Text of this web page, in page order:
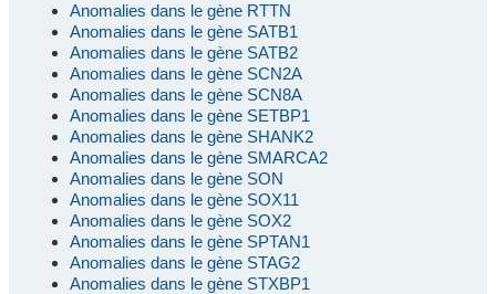
Anomalies dans le gène RTTN
Anomalies dans le gène SATB1
Anomalies dans le gène SATB2
Anomalies dans le gène SCN2A
Anomalies dans le gène SCN8A
Anomalies dans le gène SETBP1
Anomalies dans le gène SHANK2
Anomalies dans le gène SMARCA2
Anomalies dans le gène SON
Anomalies dans le gène SOX11
Anomalies dans le gène SOX2
Anomalies dans le gène SPTAN1
Anomalies dans le gène STAG2
Anomalies dans le gène STXBP1